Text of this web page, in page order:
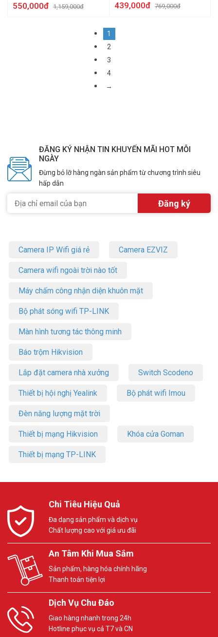
550,000đ 1,159,000đ 439,000đ 769,000đ
1
2
3
4
→
ĐĂNG KÝ NHẬN TIN KHUYẾN MÃI HOT MỖI
NGÀY
Đừng bỏ lỡ hàng ngàn sản phẩm từ chương trình siêu
hấp dẫn
Camera IP Wifi giá rẻ Camera EZVIZ
Camera wifi ngoài trời nào tốt
Máy chấm công nhận diện khuôn mặt
Bộ phát sóng wifi TP-LINK
Màn hình tương tác thông minh
Báo trộm Hikvision
Lắp đặt camera nhà xưởng Switch Scodeno
Thiết bị hội nghị Yealink Bộ phát wifi Imou
Đèn năng lượng mặt trời
Thiết bị mạng Hikvision Khóa cửa Goman
Thiết bị mạng TP-LINK
Chi Tiêu Hiệu Quả
Đa dạng sản phẩm và dịch vụ
Chất lượng cao với giá ưu đãi
An Tâm Khi Mua Sắm
Sản phẩm, hàng hóa chính hãng
Thanh toán tiện lợi
Dịch Vụ Chu Đáo
Giao hàng nhanh trong 24h
Hotline phục vụ cả T7 và CN